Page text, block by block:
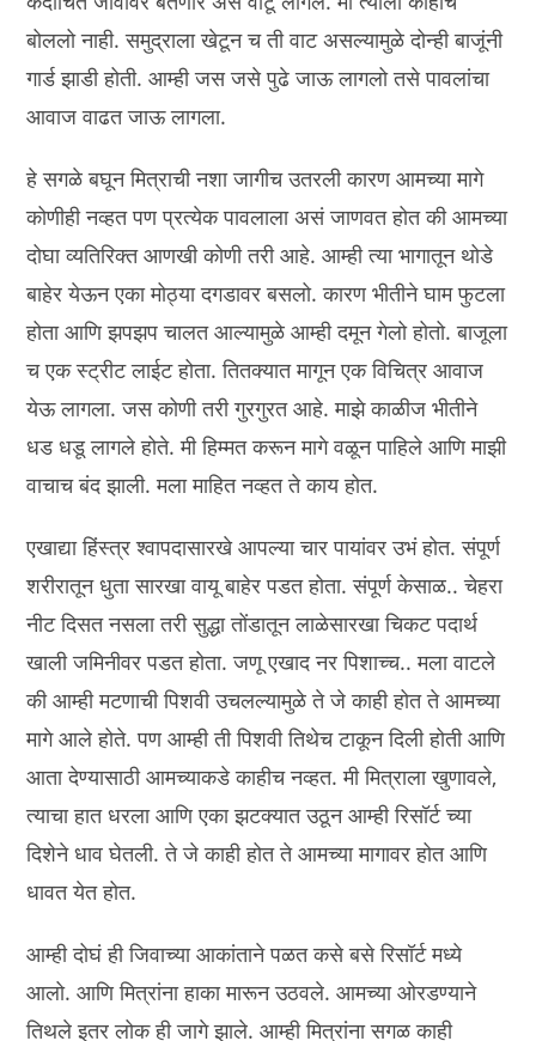
बोललो नाही. समुद्राला खेटून च ती वाट असल्यामुळे दोन्ही बाजूंनी
गार्ड झाडी होती. आम्ही जस जसे पुढे जाऊ लागलो तसे पावलांचा
आवाज वाढत जाऊ लागला.
हे सगळे बघून मित्राची नशा जागीच उतरली कारण आमच्या मागे
कोणीही नव्हत पण प्रत्येक पावलाला असं जाणवत होत की आमच्या
दोघा व्यतिरिक्त आणखी कोणी तरी आहे. आम्ही त्या भागातून थोडे
बाहेर येऊन एका मोठ्या दगडावर बसलो. कारण भीतीने घाम फुटला
होता आणि झपझप चालत आल्यामुळे आम्ही दमून गेलो होतो. बाजूला
च एक स्ट्रीट लाईट होता. तितक्यात मागून एक विचित्र आवाज
येऊ लागला. जस कोणी तरी गुरगुरत आहे. माझे काळीज भीतीने
धड धडू लागले होते. मी हिम्मत करून मागे वळून पाहिले आणि माझी
वाचाच बंद झाली. मला माहित नव्हत ते काय होत.
एखाद्या हिंस्त्र श्वापदासारखे आपल्या चार पायांवर उभं होत. संपूर्ण
शरीरातून धुता सारखा वायू बाहेर पडत होता. संपूर्ण केसाळ.. चेहरा
नीट दिसत नसला तरी सुद्धा तोंडातून लाळेसारखा चिकट पदार्थ
खाली जमिनीवर पडत होता. जणू एखाद नर पिशाच्च.. मला वाटले
की आम्ही मटणाची पिशवी उचलल्यामुळे ते जे काही होत ते आमच्या
मागे आले होते. पण आम्ही ती पिशवी तिथेच टाकून दिली होती आणि
आता देण्यासाठी आमच्याकडे काहीच नव्हत. मी मित्राला खुणावले,
त्याचा हात धरला आणि एका झटक्यात उठून आम्ही रिसॉर्ट च्या
दिशेने धाव घेतली. ते जे काही होत ते आमच्या मागावर होत आणि
धावत येत होत.
आम्ही दोघं ही जिवाच्या आकांताने पळत कसे बसे रिसॉर्ट मध्ये
आलो. आणि मित्रांना हाका मारून उठवले. आमच्या ओरडण्याने
तिथले इतर लोक ही जागे झाले. आम्ही मित्रांना सगळ काही